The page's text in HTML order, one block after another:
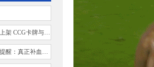
《雪境公园》1月5日上架 CCG卡牌与回合制RPG的绝妙融合
红枣、红糖不补血，提醒：真正补血的是这8种食物，下次不要吃错